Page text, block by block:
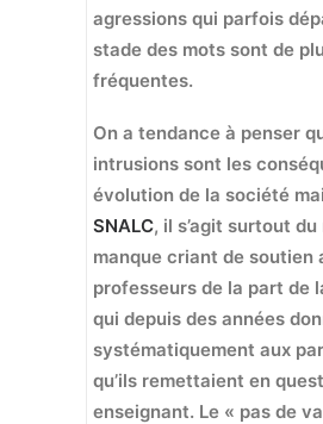
agressions qui parfois
stade des mots sont de
fréquentes.
On a tendance à penser
intrusions sont les
évolution de la société
SNALC, il s’agit surtout du
manque criant de soutien
professeurs de la part de
qui depuis des années
systématiquement aux
qu’ils remettaient en
enseignant. Le « pas de